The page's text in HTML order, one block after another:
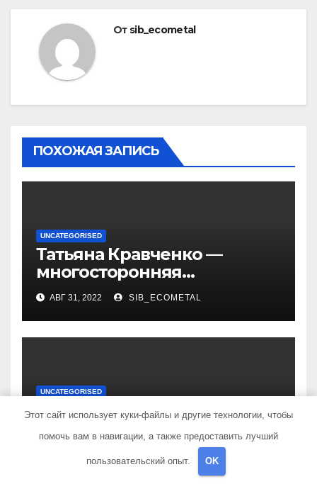
От sib_ecometal
ПОХОЖАЯ ЗАПИСЬ
UNCATEGORISED
Татьяна Кравченко —
многосторонняя
талантливая российская
актриса с богатой
биографией и успешной
карьерой
АВГ 31, 2022 SIB_ECOMETAL
UNCATEGORISED
Татьяна Тотьмянина —
интересная история жизни
российской фигуристки
Этот сайт использует куки-файлы и другие технологии, чтобы
помочь вам в навигации, а также предоставить лучший
пользовательский опыт. OK